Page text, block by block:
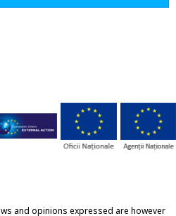
and opinions expressed are however